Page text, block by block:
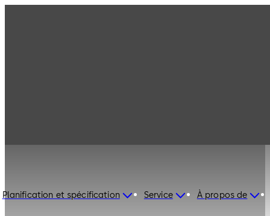
Planification et spécification Service À propos de